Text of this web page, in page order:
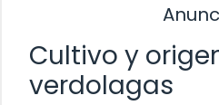
Cultivo y
verdolagas